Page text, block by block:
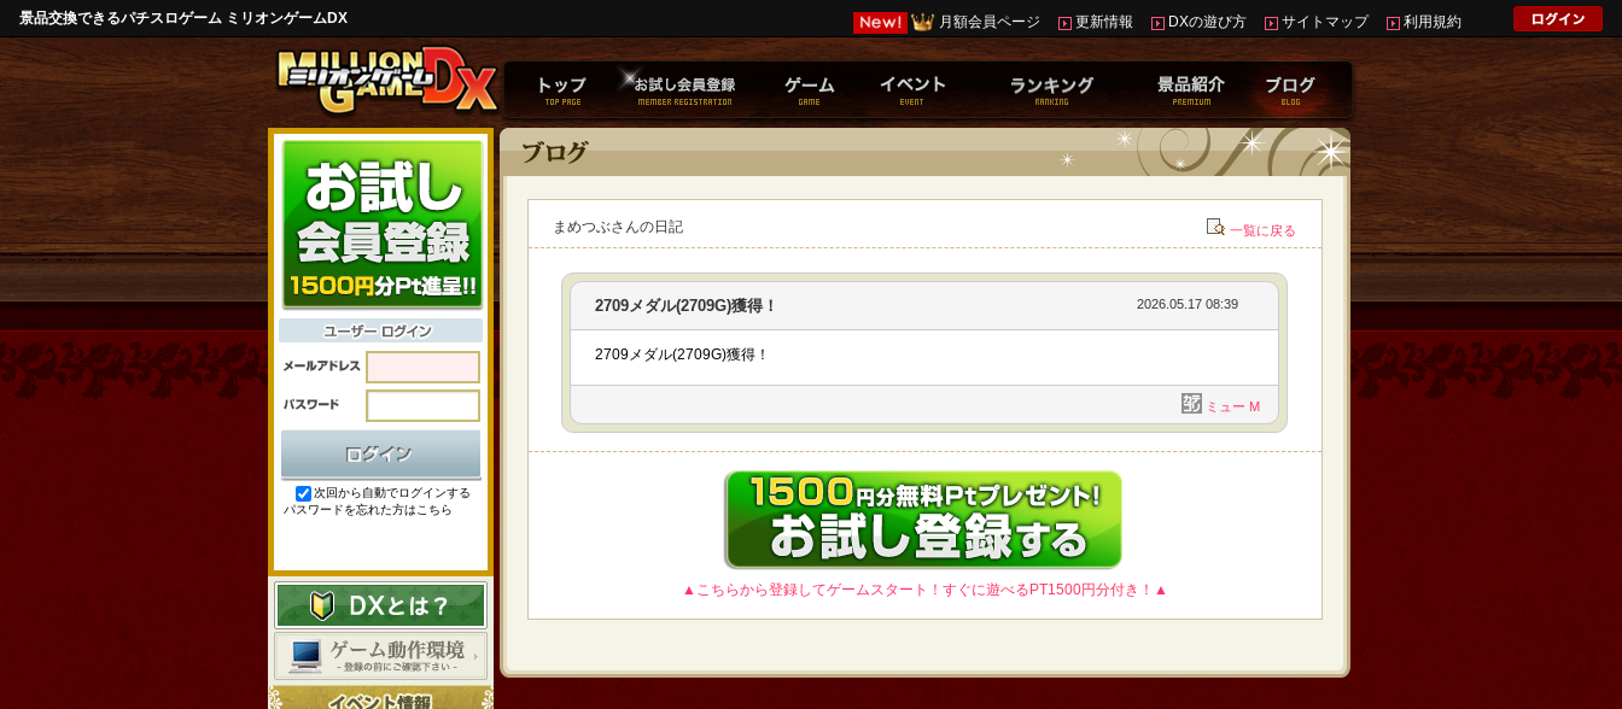
景品交換できるパチスロゲーム ミリオンゲームDX 月額会員ページ 更新情報 DXの遊び方 サイトマップ 利用規約
次回から自動でログインする
パスワードを忘れた方はこちら
まめつぶさんの日記 一覧に戻る
2709メダル(2709G)獲得！ 2026.05.17 08:39
2709メダル(2709G)獲得！
ミュー M
▲こちらから登録してゲームスタート！すぐに遊べるPT1500円分付き！▲